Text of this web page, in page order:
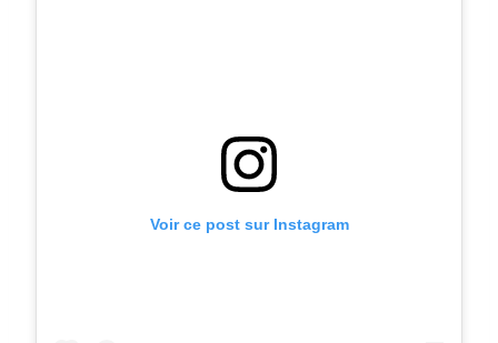
Voir ce post sur Instagram